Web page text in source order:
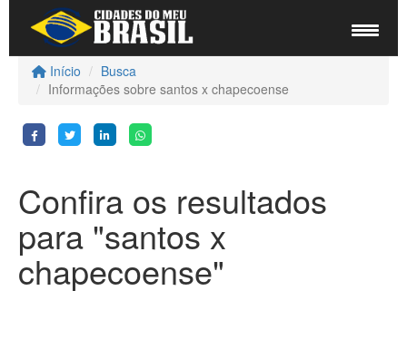
Início
Busca
Informações sobre santos x chapecoense
Confira os resultados
para "santos x
chapecoense"